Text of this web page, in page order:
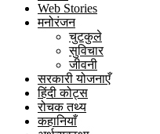
Web Stories
मनोरंजन
चुटकुले
सुविचार
जीवनी
सरकारी योजनाएँ
हिंदी कोट्स
रोचक तथ्य
कहानियाँ